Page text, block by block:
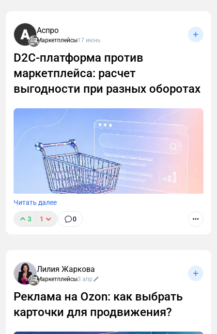
Аспро
Маркетплейсы17 июнь
D2C-платформа против
маркетплейса: расчет
выгодности при разных оборотах
Читать далее
3 1 0
Лилия Жаркова
Маркетплейсы3 апр
Реклама на Ozon: как выбрать
карточки для продвижения?